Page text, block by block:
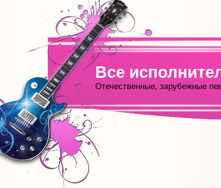
Все
Отечественные, зарубежные